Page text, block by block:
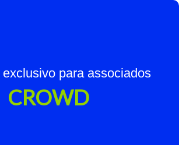
para associados
CROWD